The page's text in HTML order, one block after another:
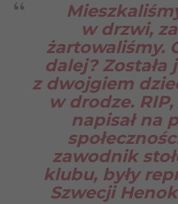
w drzwi,
żartowaliśmy.
dalej? Została
z dwojgiem
w drodze. RIP,
napisał na
zawodnik
klubu, były
Szwecji